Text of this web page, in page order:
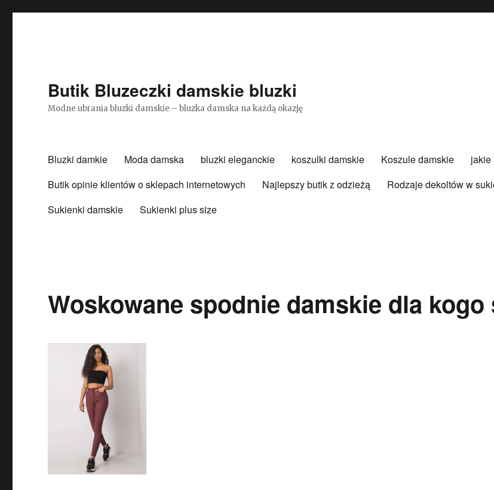
Butik Bluzeczki damskie bluzki
Modne ubrania bluzki damskie – bluzka damska na każdą okazję
Bluzki damkie Moda damska bluzki eleganckie koszulki damskie Koszule damskie jakie
Butik opinie klientów o sklepach internetowych
Najlepszy butik z odzieżą Rodzaje dekoltów w
Sukienki damskie
Sukienki plus size
Woskowane spodnie damskie dla kogo